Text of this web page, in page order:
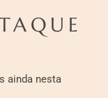
ainda nesta